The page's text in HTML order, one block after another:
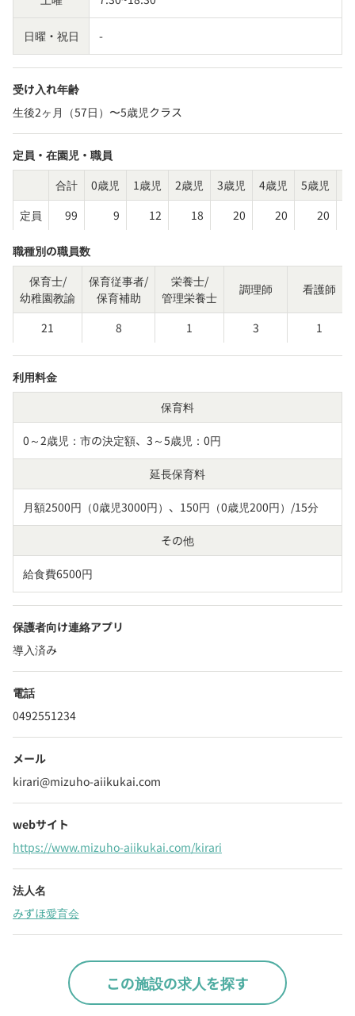
日曜・祝日 -
受け入れ年齢
生後2ヶ月（57日）〜5歳児クラス
定員・在園児・職員
合計
0歳児 1歳児 2歳児 3歳児 4歳児 5歳児
定員
99 9 12 18 20 20 20
職種別の職員数
保育士/
幼稚園教諭
保育従事者/
保育補助
栄養士/
管理栄養士
調理師 看護師
21 8 1 3 1
利用料金
保育料
0～2歳児：市の決定額、3～5歳児：0円
延長保育料
月額2500円（0歳児3000円）、150円（0歳児200円）/15分
その他
給食費6500円
保護者向け連絡アプリ
導入済み
電話
0492551234
メール
kirari@mizuho-aiikukai.com
webサイト
https://www.mizuho-aiikukai.com/kirari
法人名
みずほ愛育会
この施設の求人を探す